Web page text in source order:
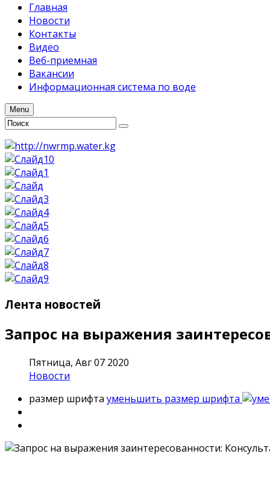
Главная
Новости
Контакты
Видео
Веб-приемная
Вакансии
Информационная система по воде
Menu
Лента новостей
Запрос на выражения
Пятница, Авг 07 2020
Новости
размер шрифта уменьшить размер шрифта